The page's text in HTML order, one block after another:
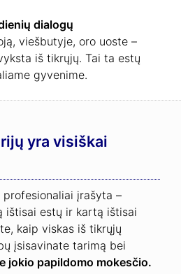
dialogų
viešbutyje, oro uoste –
iš tikrųjų. Tai ta estų
gyvenime.
yra visiškai
įrašyta –
ištisai estų ir kartą ištisai
kaip viskas iš tikrųjų
įsisavinate tarimą bei
jokio papildomo mokesčio.